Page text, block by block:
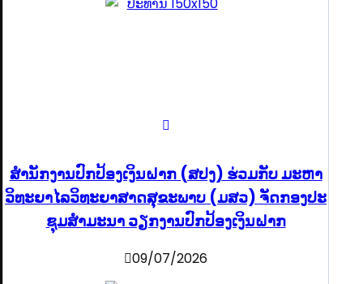
ສຳນັກງານປົກປ້ອງເງິນຝາກ (ສປງ) ຮ່ວມກັບ ມະຫາ
ວິທະຍາໄລວິທະຍາສາດສຸຂະພາບ (ມສວ) ຈັດກອງປະ
ຊຸມສຳມະນາ ວຽກງານປົກປ້ອງເງິນຝາກ
09/07/2026